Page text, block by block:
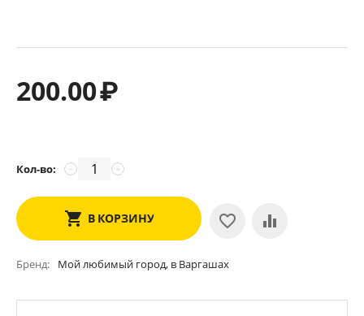
200.00₽
Кол-во: +
−
В КОРЗИНУ
Бренд Мой любимый город, в Варгашах